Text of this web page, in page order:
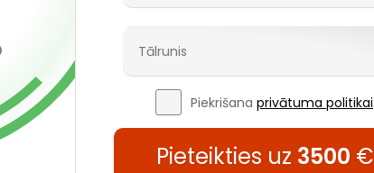
Piekrišana privātuma politikai
Pieteikties uz 3500 €